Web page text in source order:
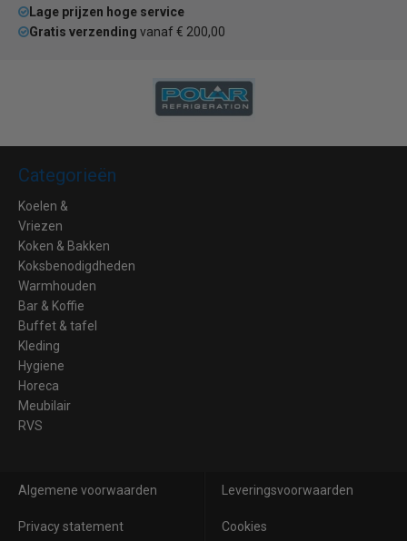
Lage prijzen hoge service
Gratis verzending vanaf € 200,00
Categorieën
Koelen &
Vriezen
Koken & Bakken
Koksbenodigdheden
Warmhouden
Bar & Koffie
Buffet & tafel
Kleding
Hygiene
Horeca
Meubilair
RVS
Algemene voorwaarden Leveringsvoorwaarden
Privacy statement Cookies